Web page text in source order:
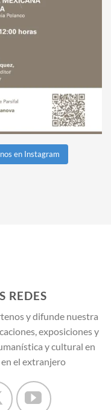
en Instagram
REDES
y difunde nuestra
exposiciones y
y cultural en
el extranjero